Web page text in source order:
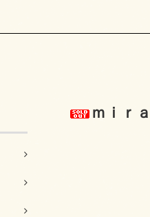
ｍｉｒ